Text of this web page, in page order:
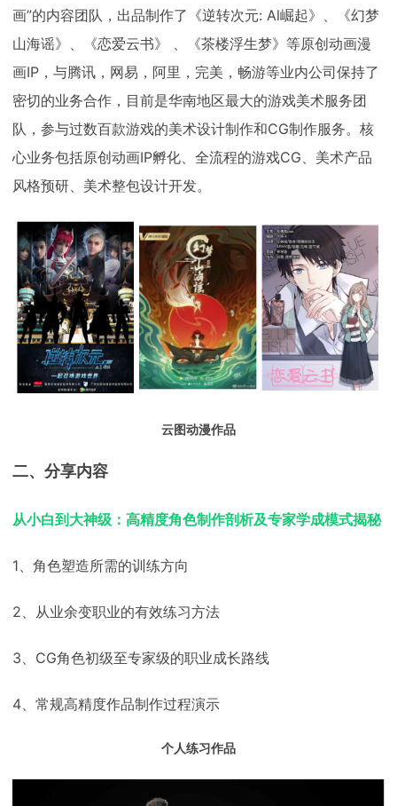
画”的内容团队，出品制作了《逆转次元: Al崛起》、《幻梦
山海谣》、《恋爱云书》 、《茶楼浮生梦》等原创动画漫
画IP，与腾讯，网易，阿里，完美，畅游等业内公司保持了
密切的业务合作，目前是华南地区最大的游戏美术服务团
队，参与过数百款游戏的美术设计制作和CG制作服务。核
心业务包括原创动画IP孵化、全流程的游戏CG、美术产品
风格预研、美术整包设计开发。
云图动漫作品
二、分享内容
从小白到大神级：高精度角色制作剖析及专家学成模式揭秘
1、角色塑造所需的训练方向
2、从业余变职业的有效练习方法
3、CG角色初级至专家级的职业成长路线
4、常规高精度作品制作过程演示
个人练习作品